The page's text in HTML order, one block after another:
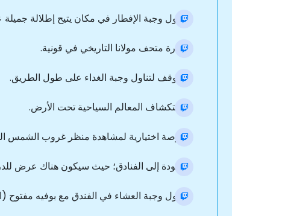
- تناول وجبة الإفطار في مكان يتيح إطلالة
- زيارة متحف مولانا التاريخي في قونية.
- التوقف لتناول وجبة الغداء على طول الطريق.
- استكشاف المعالم السياحية تحت الأرض.
- فرصة اختيارية لمشاهدة منظر غروب الشمس
- العودة إلى الفنادق؛ حيث سيكون هناك عرض
- تناول وجبة العشاء في الفندق مع بوفيه